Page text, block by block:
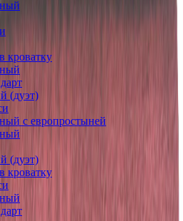
кроватку
(дуэт)
с европростыней
(дуэт)
кроватку